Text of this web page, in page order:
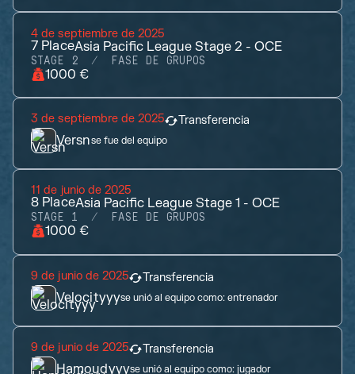
4 de septiembre de 2025
7 PlaceAsia Pacific League Stage 2 - OCE
STAGE 2 FASE DE GRUPOS
1000 €
3 de septiembre de 2025 Transferencia
Versnse fue del equipo
11 de junio de 2025
8 PlaceAsia Pacific League Stage 1 - OCE
STAGE 1 FASE DE GRUPOS
1000 €
9 de junio de 2025 Transferencia
Velocityyyse unió al equipo como:entrenador
9 de junio de 2025 Transferencia
Hamoudyyyse unió al equipo como:jugador